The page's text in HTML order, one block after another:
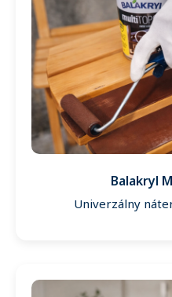
Balakryl
Univerzálny